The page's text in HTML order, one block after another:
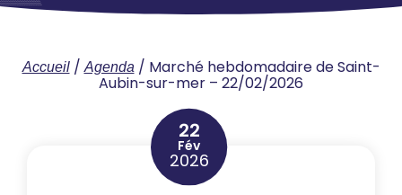
Accueil/Agenda/ Marché hebdomadaire de Saint-
Aubin-sur-mer – 22/02/2026
22
Fév
2026